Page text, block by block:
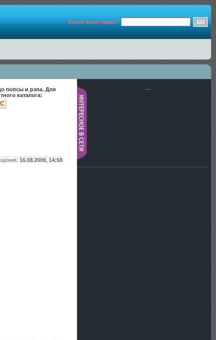
Какой клип ищем?
попсы и рэпа. Для
каталога:
16.08.2009, 14:59
---